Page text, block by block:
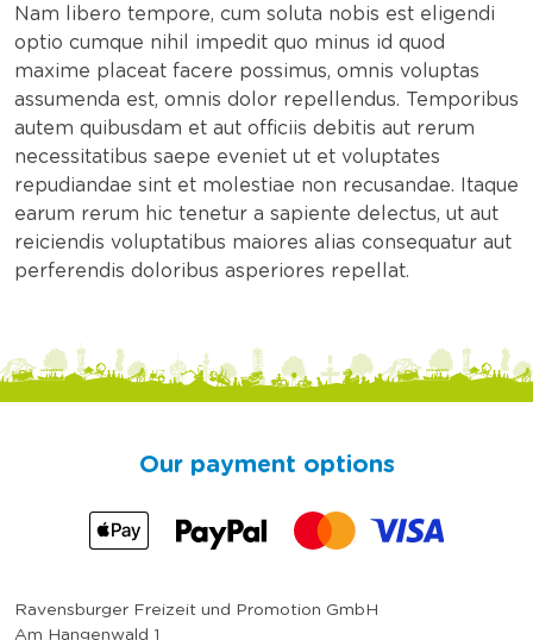
Nam libero tempore, cum soluta nobis est eligendi
optio cumque nihil impedit quo minus id quod
maxime placeat facere possimus, omnis voluptas
assumenda est, omnis dolor repellendus. Temporibus
autem quibusdam et aut officiis debitis aut rerum
necessitatibus saepe eveniet ut et voluptates
repudiandae sint et molestiae non recusandae. Itaque
earum rerum hic tenetur a sapiente delectus, ut aut
reiciendis voluptatibus maiores alias consequatur aut
perferendis doloribus asperiores repellat.
Ravensburger Freizeit und Promotion GmbH
Am Hangenwald 1
Our payment options